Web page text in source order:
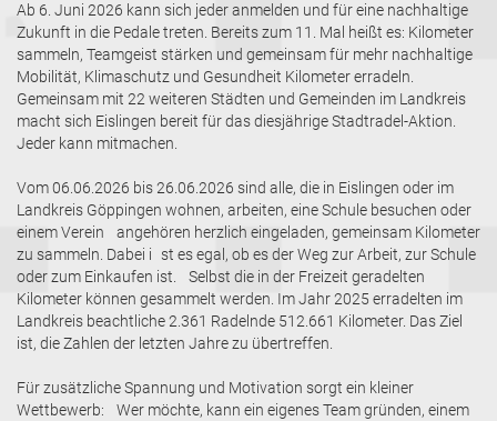
Ab 6. Juni 2026 kann sich jeder anmelden und für eine nachhaltige
Zukunft in die Pedale treten. Bereits zum 11. Mal heißt es: Kilometer
sammeln, Teamgeist stärken und gemeinsam für mehr nachhaltige
Mobilität, Klimaschutz und Gesundheit Kilometer erradeln.
Gemeinsam mit 22 weiteren Städten und Gemeinden im Landkreis
macht sich Eislingen bereit für das diesjährige Stadtradel-Aktion.
Jeder kann mitmachen.
Vom 06.06.2026 bis 26.06.2026 sind alle, die in Eislingen oder im
Landkreis Göppingen wohnen, arbeiten, eine Schule besuchen oder
einem Verein angehören herzlich eingeladen, gemeinsam Kilometer
zu sammeln. Dabei i st es egal, ob es der Weg zur Arbeit, zur Schule
oder zum Einkaufen ist. Selbst die in der Freizeit geradelten
Kilometer können gesammelt werden. Im Jahr 2025 erradelten im
Landkreis beachtliche 2.361 Radelnde 512.661 Kilometer. Das Ziel
ist, die Zahlen der letzten Jahre zu übertreffen.
Für zusätzliche Spannung und Motivation sorgt ein kleiner
Wettbewerb: Wer möchte, kann ein eigenes Team gründen, einem